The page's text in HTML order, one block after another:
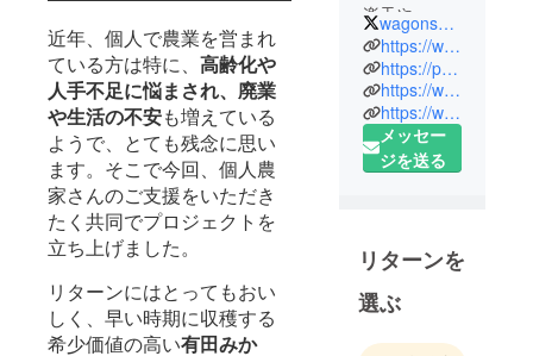
近年、個人で農業を営まれ
ている方は特に、 高齢化や
人手不足に悩まされ、廃業
や生活の不安も増えている
ようで、とても残念に思い
ます。そこで今回、個人農
家さんのご支援をいただき
たく共同でプロジェクトを
立ち上げました。
リターンにはとってもおい
しく、早い時期に収穫する
希少価値の高い有田みか
楽天や
Yahoo!
ショッピン
グ、Amazon
などで日用
品雑貨・美
容アイテ
売しており
ます。
”皆様の日々
wagonsale_jp
https://www.wagonsale.jp/
https://paypaymall.yahoo.co.jp/store/wagonsale/top/
https://wowma.jp/user/53746924
https://www.amazon.co.jp/s?me=A7FCEZSFJHJWX&marketplaceID=A1VC38T7YXB528
メッセー
ジを送る
リターンを
選ぶ